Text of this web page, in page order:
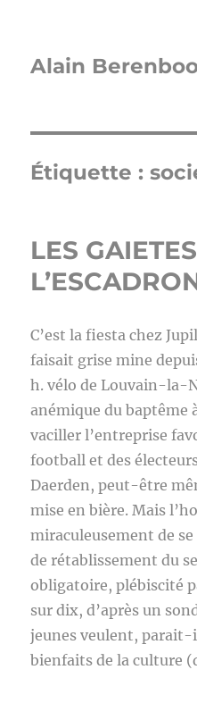
Alain
Étiquette :
LES
C’est la fiesta chez
faisait grise mine
h. vélo de Louvain-la-
anémique du baptême
vaciller l’entreprise
football et des
Daerden, peut-être
mise en bière. Mais
miraculeusement de
de rétablissement du
obligatoire, plébiscité
sur dix, d’après un
jeunes veulent, parait-
bienfaits de la culture